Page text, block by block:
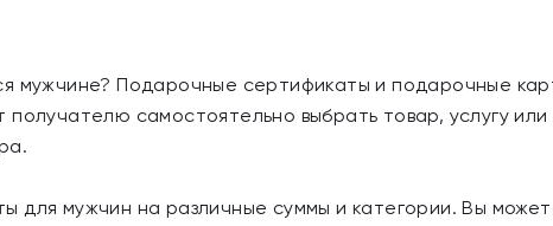
мужчине? Подарочные сертификаты и подарочные
самостоятельно выбрать товар, услугу
мужчин на различные суммы и категории. Вы